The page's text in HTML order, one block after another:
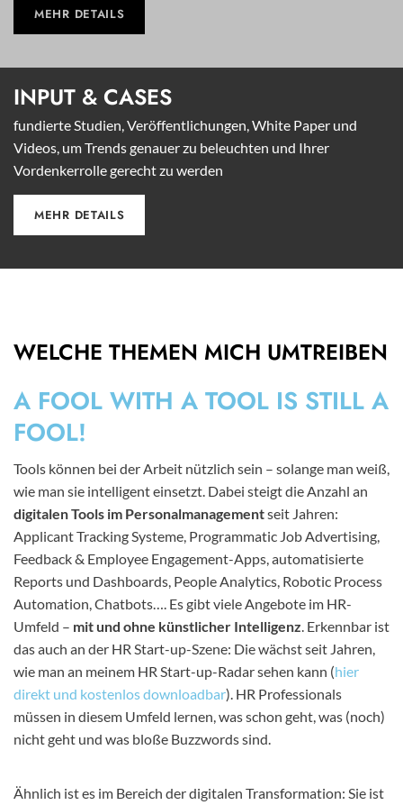
MEHR DETAILS
INPUT & CASES
fundierte Studien, Veröffentlichungen, White Paper und
Videos, um Trends genauer zu beleuchten und Ihrer
Vordenkerrolle gerecht zu werden
MEHR DETAILS
WELCHE THEMEN MICH UMTREIBEN
A FOOL WITH A TOOL IS STILL A
FOOL!
Tools können bei der Arbeit nützlich sein – solange man weiß,
wie man sie intelligent einsetzt. Dabei steigt die Anzahl an
digitalen Tools im Personalmanagementseit Jahren:
Applicant Tracking Systeme, Programmatic Job Advertising,
Feedback & Employee Engagement-Apps, automatisierte
Reports und Dashboards, People Analytics, Robotic Process
Automation, Chatbots…. Es gibt viele Angebote im HR-
Umfeld – mit und ohne künstlicher Intelligenz. Erkennbar ist
das auch an der HR Start-up-Szene: Die wächst seit Jahren,
wie man an meinem HR Start-up-Radar sehen kann (hier
direkt und kostenlos downloadbar). HR Professionals
müssen in diesem Umfeld lernen, was schon geht, was (noch)
nicht geht und was bloße Buzzwords sind.
Ähnlich ist es im Bereich der digitalen Transformation: Sie ist